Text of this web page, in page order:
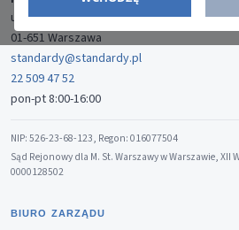
ul. Gwiaździsta 7B/8
01-651 Warszawa
standardy@standardy.pl
22 509 47 52
pon-pt 8:00-16:00
NIP: 526-23-68-123, Regon: 016077504
Sąd Rejonowy dla M. St. Warszawy w Warszawie, XII
0000128502
BIURO ZARZĄDU